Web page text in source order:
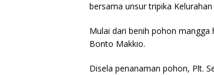
bersama unsur tripika
Mulai dari benih pohon
Bonto Makkio.
Disela penanaman pohon, Plt.